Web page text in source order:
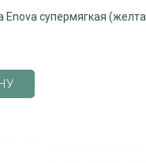
Enova супермягкая